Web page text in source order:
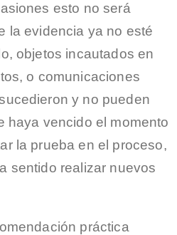
esto no será
la evidencia ya no esté
objetos incautados en
o comunicaciones
y no pueden
haya vencido el momento
la prueba en el proceso,
sentido realizar nuevos
práctica